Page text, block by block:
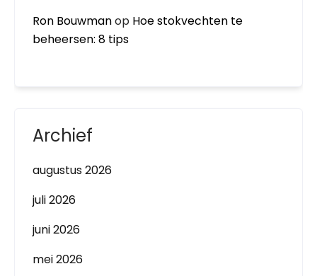
Ron Bouwmanop Hoe stokvechten te
beheersen: 8 tips
Archief
augustus 2026
juli 2026
juni 2026
mei 2026